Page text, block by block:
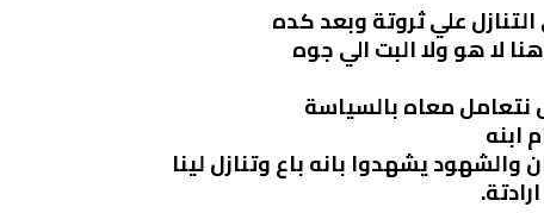
علي ثروتة وبعد كده
لا هو ولا البت الي جوه
نتعامل معاه بالسياسة
ابنه
والشهود يشهدوا بانه باع وتنازل لينا